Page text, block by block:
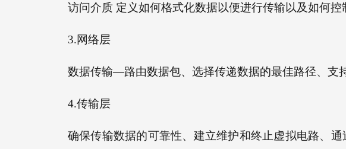
访问介质 定义如何格式化数据以便进行传输以及如何控
3.网络层
数据传输—路由数据包、选择传递数据的最佳路径、支
4.传输层
确保传输数据的可靠性、建立维护和终止虚拟电路、